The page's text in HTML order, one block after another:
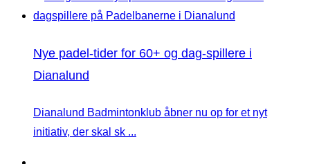
Nye padel-tider for 60+ og dag-spillere i
Dianalund
Dianalund Badmintonklub åbner nu op for et nyt
initiativ, der skal sk ...